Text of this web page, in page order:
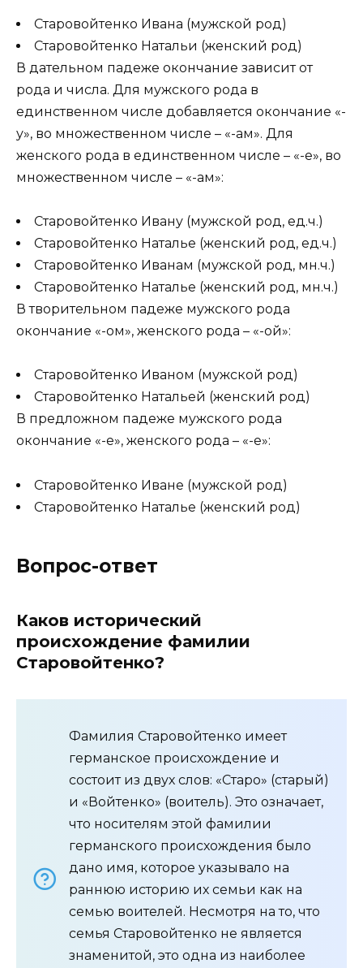
Старовойтенко Ивана (мужской род)
Старовойтенко Натальи (женский род)
В дательном падеже окончание зависит от
рода и числа. Для мужского рода в
единственном числе добавляется окончание «-
у», во множественном числе – «-ам». Для
женского рода в единственном числе – «-е», во
множественном числе – «-ам»:
Старовойтенко Ивану (мужской род, ед.ч.)
Старовойтенко Наталье (женский род, ед.ч.)
Старовойтенко Иванам (мужской род, мн.ч.)
Старовойтенко Наталье (женский род, мн.ч.)
В творительном падеже мужского рода
окончание «-ом», женского рода – «-ой»:
Старовойтенко Иваном (мужской род)
Старовойтенко Натальей (женский род)
В предложном падеже мужского рода
окончание «-е», женского рода – «-е»:
Старовойтенко Иване (мужской род)
Старовойтенко Наталье (женский род)
Вопрос-ответ
Каков исторический
происхождение фамилии
Старовойтенко?
Фамилия Старовойтенко имеет
германское происхождение и
состоит из двух слов: «Старо» (старый)
и «Войтенко» (воитель). Это означает,
что носителям этой фамилии
германского происхождения было
дано имя, которое указывало на
раннюю историю их семьи как на
семью воителей. Несмотря на то, что
семья Старовойтенко не является
знаменитой, это одна из наиболее